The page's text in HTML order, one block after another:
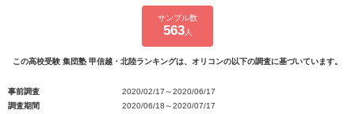
サンプル数
563人
この高校受験 集団塾 甲信越・北陸ランキングは、オリコンの以下の調査に基づいています。
事前調査
2020/02/17～2020/06/17
調査期間
2020/06/18～2020/07/17